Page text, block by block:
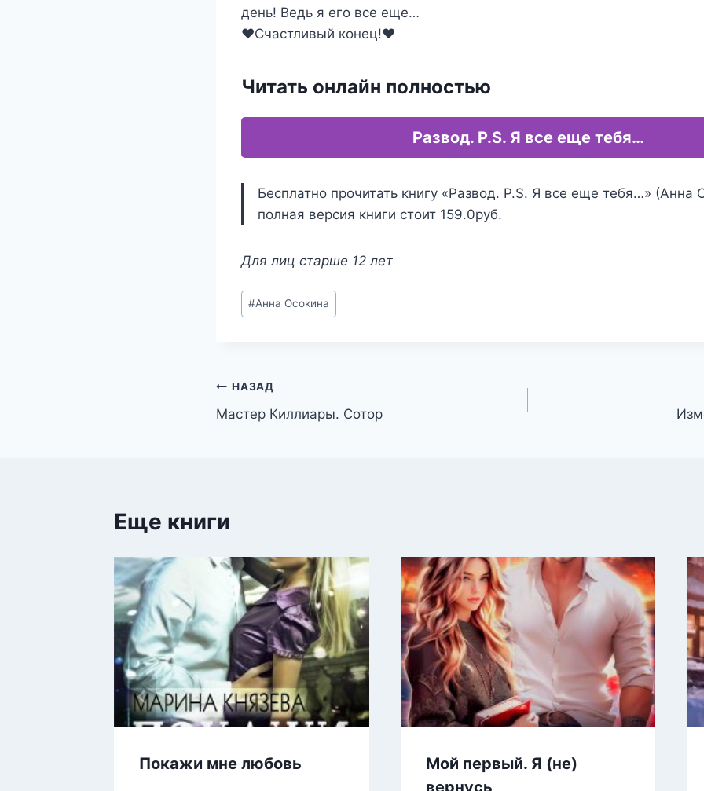
день! Ведь я его все еще…
❤️Счастливый конец!❤️
Читать онлайн полностью
Развод. P.S. Я все еще тебя…
Бесплатно прочитать книгу «Развод. P.S. Я все еще тебя…» (Анна
полная версия книги стоит 159.0руб.
Для лиц старше 12 лет
Метки
записи:
#Анна Осокина
Навигация
по
НАЗАД
Мастер Киллиары. Сотор
Еще книги
Покажи мне любовь
Мой первый. Я (не)
вернусь